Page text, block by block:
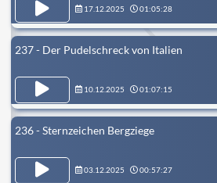
17.12.2025 01:05:28
237 - Der Pudelschreck von Italien
10.12.2025 01:07:15
236 - Sternzeichen Bergziege
03.12.2025 00:57:27